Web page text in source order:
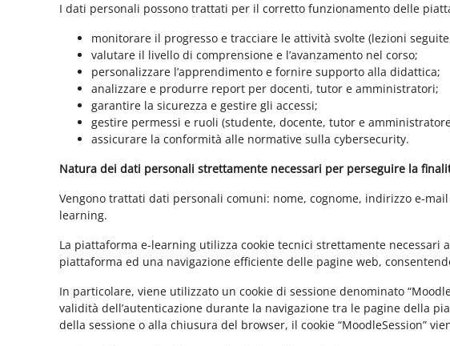
I dati personali possono trattati per il corretto funzionamento delle
monitorare il progresso e tracciare le attività svolte (lezioni
valutare il livello di comprensione e l’avanzamento nel corso;
personalizzare l’apprendimento e fornire supporto alla didattica;
analizzare e produrre report per docenti, tutor e amministratori;
garantire la sicurezza e gestire gli accessi;
gestire permessi e ruoli (studente, docente, tutor e
assicurare la conformità alle normative sulla cybersecurity.
Natura dei dati personali strettamente necessari per perseguire la
Vengono trattati dati personali comuni: nome, cognome, indirizzo e-
learning.
La piattaforma e-learning utilizza cookie tecnici strettamente necessari
piattaforma ed una navigazione efficiente delle pagine web,
In particolare, viene utilizzato un cookie di sessione denominato
validità dell’autenticazione durante la navigazione tra le pagine della
della sessione o alla chiusura del browser, il cookie “MoodleSession”